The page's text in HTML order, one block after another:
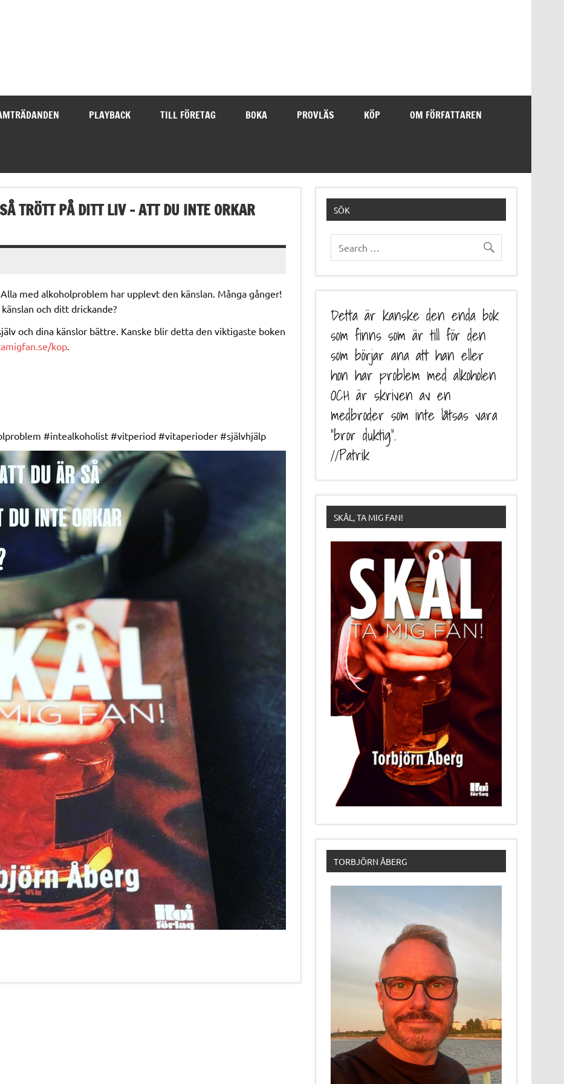
PLAYBACK TILL FÖRETAG BOKA PROVLÄS KÖP OM FÖRFATTAREN
TRÖTT PÅ DITT LIV – ATT DU INTE ORKAR
med alkoholproblem har upplevt den känslan. Många gånger!
och ditt drickande?
och dina känslor bättre. Kanske blir detta den viktigaste boken
kop.
#intealkoholist #vitperiod #vitaperioder #självhjälp
SÖK
Detta är kanske den enda bok
som finns som är till för den
som börjar ana att han eller
hon har problem med alkoholen
OCH är skriven av en
medbroder som inte låtsas vara
“bror duktig”.
//Patrik
SKÅL, TA MIG FAN!
TORBJÖRN ÅBERG